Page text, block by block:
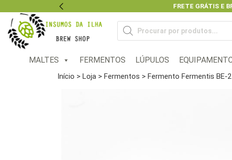
FRETE GRÁTIS E
Previous
Pesquisar
produtos
MALTES FERMENTOS LÚPULOS
Início > Loja > Fermentos > Fermento Fermentis BE-